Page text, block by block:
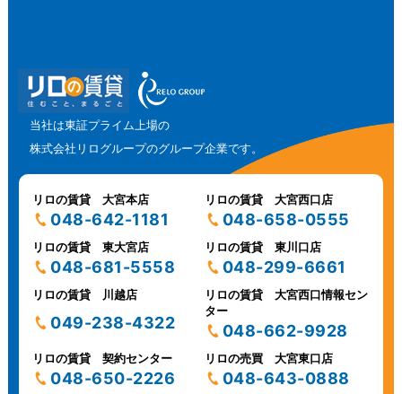
当社は東証プライム上場の
株式会社リログループのグループ企業です。
リロの賃貸 大宮本店
048-642-1181
リロの賃貸 大宮西口店
048-658-0555
リロの賃貸 東大宮店
048-681-5558
リロの賃貸 東川口店
048-299-6661
リロの賃貸 川越店
049-238-4322
リロの賃貸 大宮西口情報セン
ター
048-662-9928
リロの賃貸 契約センター
048-650-2226
リロの売買 大宮東口店
048-643-0888